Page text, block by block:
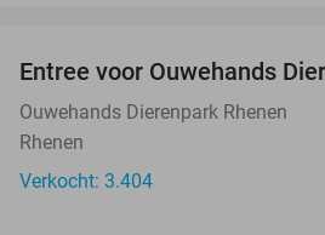
Entree voor Ouwehands
Ouwehands Dierenpark Rhenen
Rhenen
Verkocht: 3.404